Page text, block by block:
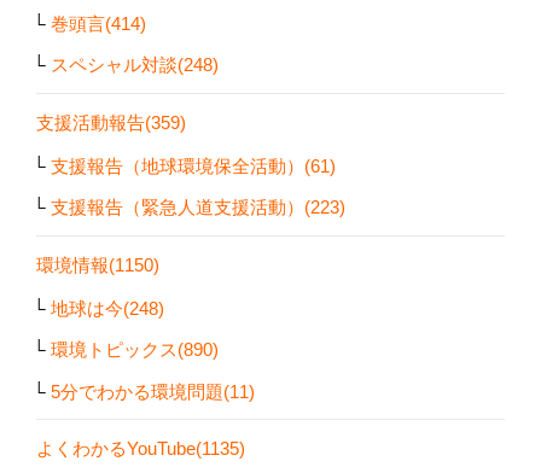
巻頭言(414)
スペシャル対談(248)
支援活動報告(359)
支援報告（地球環境保全活動）(61)
支援報告（緊急人道支援活動）(223)
環境情報(1150)
地球は今(248)
環境トピックス(890)
5分でわかる環境問題(11)
よくわかるYouTube(1135)